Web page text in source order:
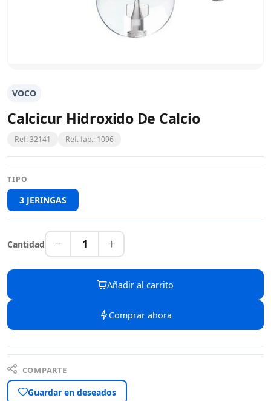
VOCO
Calcicur Hidroxido De Calcio
Ref: 32141 Ref. fab.: 1096
TIPO
3 JERINGAS
Cantidad 1
Añadir al carrito
Comprar ahora
COMPARTE
Guardar en deseados